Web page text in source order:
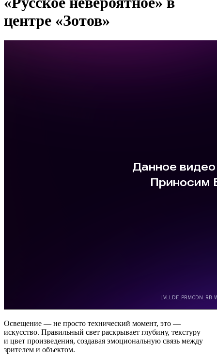
центре «Зотов»
Освещение — не просто технический момент, это —
искусство. Правильный свет раскрывает глубину, текстуру
и цвет произведения, создавая эмоциональную связь между
зрителем и объектом.